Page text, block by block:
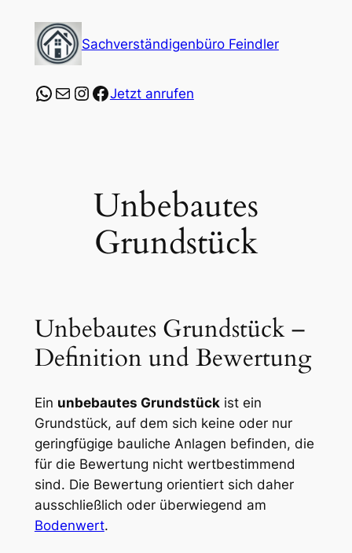
Inhalt
springen
Sachverständigenbüro Feindler
https://wa.me/
E-MailInstagram
Facebook
Jetzt anrufen
Unbebautes
Grundstück
Unbebautes Grundstück –
Definition und Bewertung
Ein unbebautes Grundstückist ein
Grundstück, auf dem sich keine oder nur
geringfügige bauliche Anlagen befinden, die
für die Bewertung nicht wertbestimmend
sind. Die Bewertung orientiert sich daher
ausschließlich oder überwiegend am
Bodenwert.